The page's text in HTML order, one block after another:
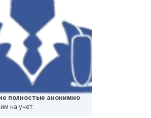
полностью анонимно
на учет.